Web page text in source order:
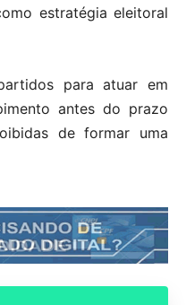
estratégia eleitoral
para atuar em
antes do prazo
de formar uma